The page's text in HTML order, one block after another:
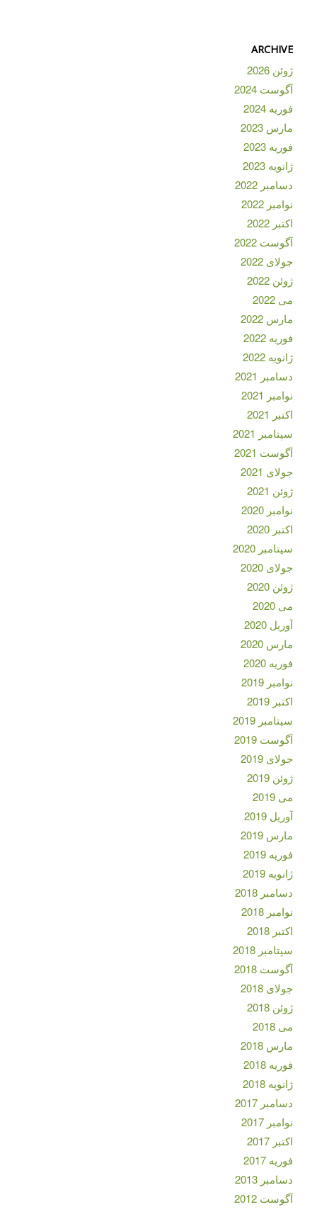
ARCHIVE
ژوئن 2026
آگوست 2024
فوریه 2024
مارس 2023
فوریه 2023
ژانویه 2023
دسامبر 2022
نوامبر 2022
اکتبر 2022
آگوست 2022
جولای 2022
ژوئن 2022
می 2022
مارس 2022
فوریه 2022
ژانویه 2022
دسامبر 2021
نوامبر 2021
اکتبر 2021
سپتامبر 2021
آگوست 2021
جولای 2021
ژوئن 2021
نوامبر 2020
اکتبر 2020
سپتامبر 2020
جولای 2020
ژوئن 2020
می 2020
آوریل 2020
مارس 2020
فوریه 2020
نوامبر 2019
اکتبر 2019
سپتامبر 2019
آگوست 2019
جولای 2019
ژوئن 2019
می 2019
آوریل 2019
مارس 2019
فوریه 2019
ژانویه 2019
دسامبر 2018
نوامبر 2018
اکتبر 2018
سپتامبر 2018
آگوست 2018
جولای 2018
ژوئن 2018
می 2018
مارس 2018
فوریه 2018
ژانویه 2018
دسامبر 2017
نوامبر 2017
اکتبر 2017
فوریه 2017
دسامبر 2013
آگوست 2012